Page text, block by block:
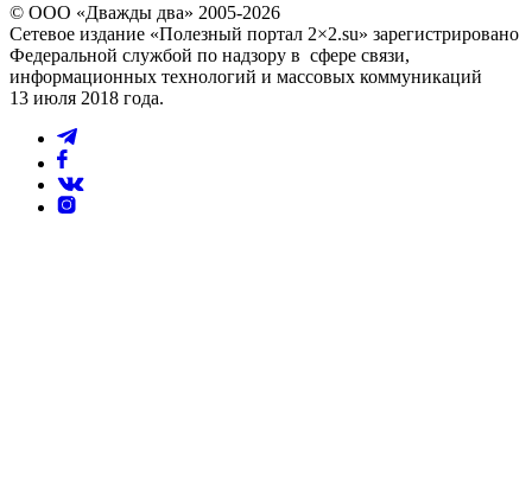
© ООО «Дважды два» 2005-2026
Сетевое издание «Полезный портал 2×2.su» зарегистрировано
Федеральной службой по надзору в сфере связи,
информационных технологий и массовых коммуникаций
13 июля 2018 года.